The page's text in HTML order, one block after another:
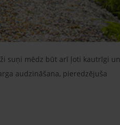
suņi mēdz būt arī ļoti kautrīgi un
audzināšana, pieredzējuša